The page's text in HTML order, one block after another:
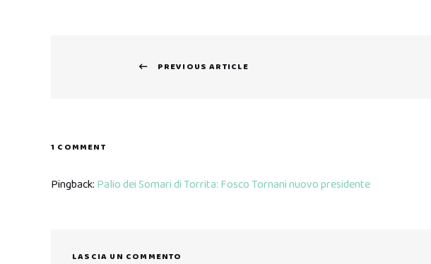
PREVIOUS ARTICLE
1 COMMENT
Pingback: Palio dei Somari di Torrita: Fosco Tornani nuovo presidente
LASCIA UN COMMENTO